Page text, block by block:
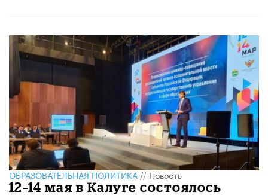
ОБРАЗОВАТЕЛЬНАЯ ПОЛИТИКА//Новость
12–14 мая в Калуге состоялось